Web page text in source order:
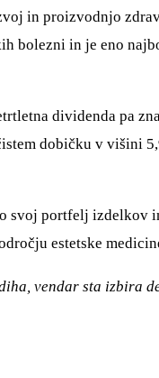
in proizvodnjo
bolezni in je eno
dividenda pa
dobičku v višini
svoj portfelj
estetske
vendar sta izbira